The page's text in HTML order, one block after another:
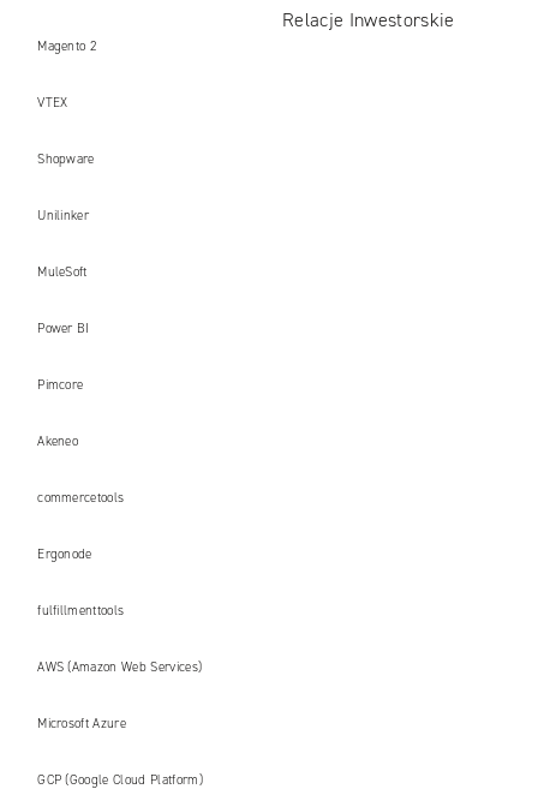
Magento 2
VTEX
Shopware
Unilinker
MuleSoft
Power BI
Pimcore
Akeneo
commercetools
Ergonode
fulfillmenttools
AWS (Amazon Web Services)
Microsoft Azure
GCP (Google Cloud Platform)
Relacje Inwestorskie